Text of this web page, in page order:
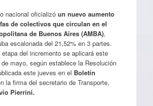
nacional oficializó un nuevo aumento
de colectivos que circulan en el
de Buenos Aires (AMBA),
escalonada del 21,52% en 3 partes.
etapa del incremento se aplicará este
mayo, según establece la Resolución
este jueves en el Boletín
la firma del secretario de Transporte,
Pierrini.